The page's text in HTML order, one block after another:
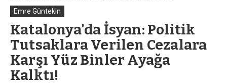
Emre Güntekin
Katalonya'da İsyan: Politik
Tutsaklara Verilen Cezalara
Karşı Yüz Binler Ayağa
Kalktı!